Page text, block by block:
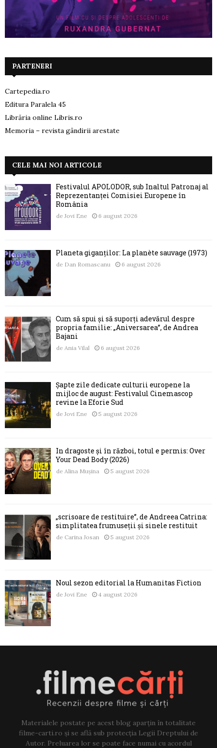
PARTENERI
Cartepedia.ro
Editura Paralela 45
Librăria online Libris.ro
Memoria – revista gândirii arestate
CELE MAI NOI ARTICOLE
Festivalul APOLODOR, sub Înaltul Patronaj al
Reprezentanței Comisiei Europene în
România
de Jovi Ene 6 august 2026
Planeta giganților: La planète sauvage (1973)
de Dan Romascanu 6 august 2026
Cum să spui și să suporți adevărul despre
propria familie: „Aniversarea”, de Andrea
Bajani
de Ania Vilal 6 august 2026
Șapte zile dedicate culturii europene la
mijloc de august: Festivalul Cinemascop
revine la Eforie Sud
de Jovi Ene 5 august 2026
În dragoste și în război, totul e permis: Over
Your Dead Body (2026)
de Alina Mușina 5 august 2026
„scrisoare de restituire”, de Andreea Catrina:
simplitatea frumuseții și sinele restituit
de Carina Josan 5 august 2026
Noul sezon editorial la Humanitas Fiction
de Jovi Ene 4 august 2026
Materialele postate pe acest blog aparțin în totalitate
filme-carti.ro și se află sub protecția Legii Dreptului de
Autor. Preluarea lor se poate face numai cu acordul